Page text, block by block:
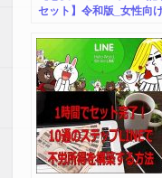
セット】令和版_女性向